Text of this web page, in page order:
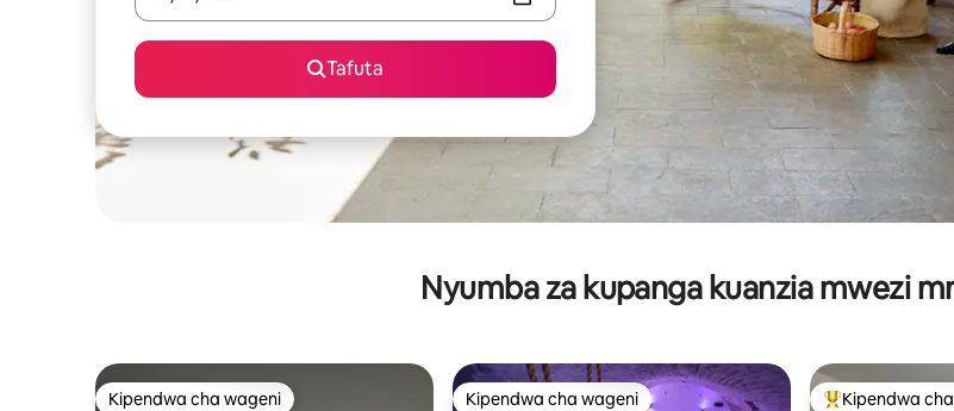
Tafuta
Nyumba za kupanga kuanzia mwezi
Kipendwa cha wageni Kipendwa cha wageni Kipendwa